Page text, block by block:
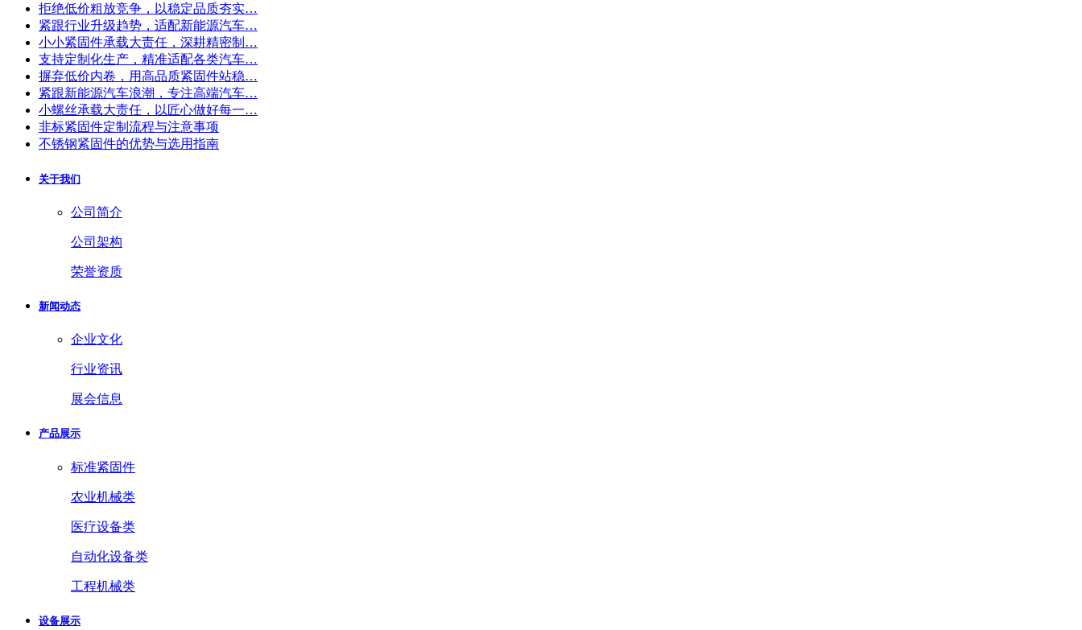
拒绝低价粗放竞争，以稳定品质夯实…
紧跟行业升级趋势，适配新能源汽车…
小小紧固件承载大责任，深耕精密制…
支持定制化生产，精准适配各类汽车…
摒弃低价内卷，用高品质紧固件站稳…
紧跟新能源汽车浪潮，专注高端汽车…
小螺丝承载大责任，以匠心做好每一…
非标紧固件定制流程与注意事项
不锈钢紧固件的优势与选用指南
关于我们
公司简介
公司架构
荣誉资质
新闻动态
企业文化
行业资讯
展会信息
产品展示
标准紧固件
农业机械类
医疗设备类
自动化设备类
工程机械类
设备展示